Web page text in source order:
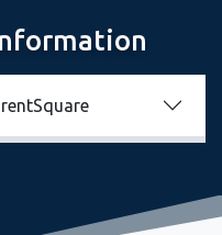
ParentSquare